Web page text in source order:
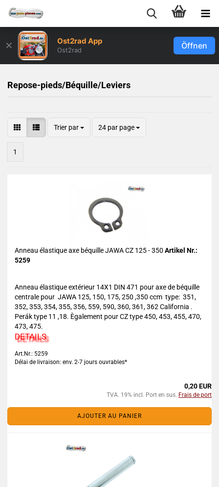
✕ Ost2rad App
Ost2rad Öffnen
Repose-pieds/Béquille/Leviers
Trier par 24 par page
1
Anneau élastique axe béquille JAWA CZ 125 - 350 Artikel Nr.:
5259
Anneau élastique extérieur 14X1 DIN 471 pour axe de béquille
centrale pour JAWA 125, 150, 175, 250 ,350 ccm type: 351,
352, 353, 354, 355, 356, 559, 590, 360, 361, 362 California .
Perák type 11 ,18. Ègalement pour CZ type 450, 453, 455, 470,
473, 475.
DETAILS
Art.Nr.: 5259
Délai de livraison: env. 2-7 jours ouvrables*
0,20 EUR
TVA. 19% incl. Port en sus. Frais de port
AJOUTER AU PANIER